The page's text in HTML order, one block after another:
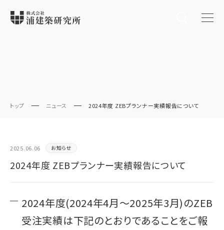
トップ ニュース 2024年度 ZEBプランナー実績報告について
2025.06.06 お知らせ
2024年度 ZEBプランナー実績報告について
2024年度(2024年4月～2025年3月)のZEB
受注実績は下記のとおりであることをご報